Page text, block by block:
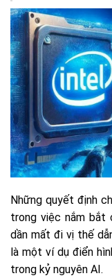
Những quyết định
trong việc nắm bắt
dần mất đi vị thế
là một ví dụ điển
trong kỷ nguyên AI.